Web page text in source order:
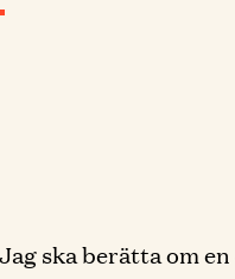
ska berätta om en